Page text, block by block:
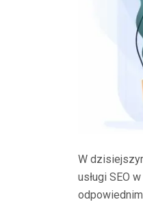
W
usługi SEO